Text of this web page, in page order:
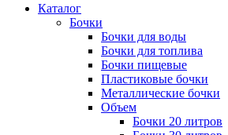
Каталог
Бочки
Бочки для воды
Бочки для топлива
Бочки пищевые
Пластиковые бочки
Металлические бочки
Объем
Бочки 20 литров